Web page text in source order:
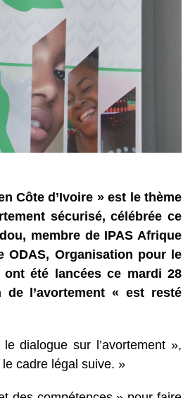
Côte d’Ivoire » est le thème
sécurisé, célébrée ce
membre de IPAS Afrique
ODAS, Organisation pour le
été lancées ce mardi 28
l’avortement « est resté
dialogue sur l’avortement »,
cadre légal suive. »